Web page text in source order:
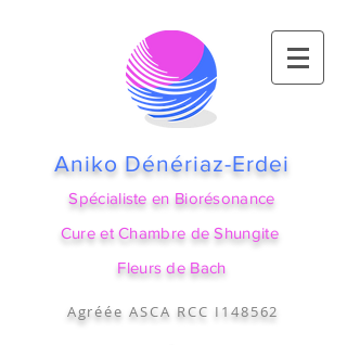
Aniko Dénériaz-Erdei
Spécialiste en Biorésonance
Cure et Chambre de Shungite
Fleurs de Bach
Agréée ASCA RCC I148562